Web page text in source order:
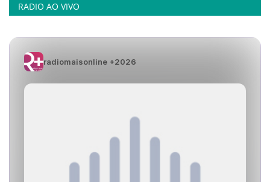
RADIO AO VIVO
radiomaisonline +2026